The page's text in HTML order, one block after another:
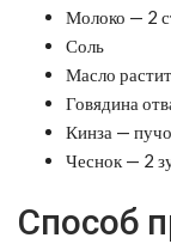
Молоко — 2
Соль
Масло
Говядина
Кинза —
Чеснок — 2
Способ